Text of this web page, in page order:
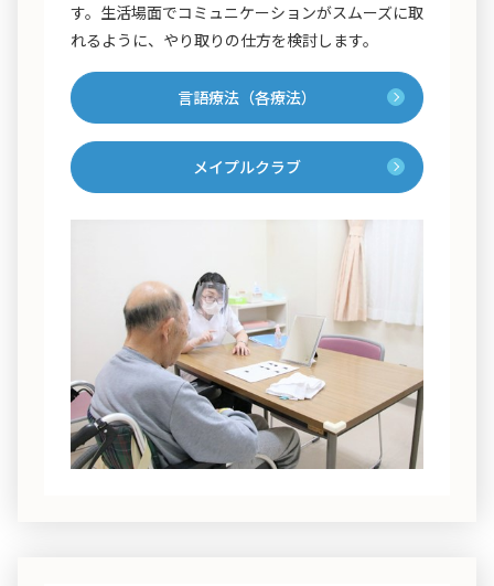
す。生活場面でコミュニケーションがスムーズに取
れるように、やり取りの仕方を検討します。
言語療法（各療法）
メイプルクラブ